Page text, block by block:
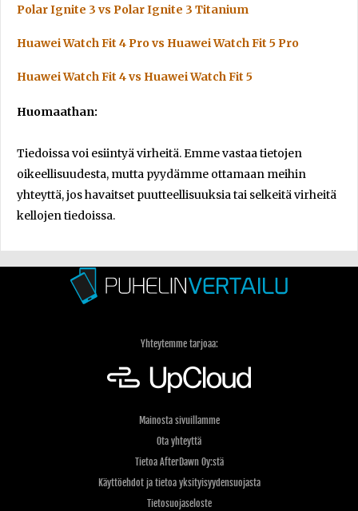
Polar Ignite 3 vs Polar Ignite 3 Titanium
Huawei Watch Fit 4 Pro vs Huawei Watch Fit 5 Pro
Huawei Watch Fit 4 vs Huawei Watch Fit 5
Huomaathan:
Tiedoissa voi esiintyä virheitä. Emme vastaa tietojen
oikeellisuudesta, mutta pyydämme ottamaan meihin
yhteyttä, jos havaitset puutteellisuuksia tai selkeitä virheitä
kellojen tiedoissa.
Yhteytemme tarjoaa:
Mainosta sivuillamme
Ota yhteyttä
Tietoa AfterDawn Oy:stä
Käyttöehdot ja tietoa yksityisyydensuojasta
Tietosuojaseloste